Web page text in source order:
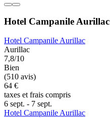
Hotel Campanile Aurillac
Hotel Campanile Aurillac
Aurillac
7,8/10
Bien
(510 avis)
64 €
taxes et frais compris
6 sept. - 7 sept.
Hotel Campanile Aurillac